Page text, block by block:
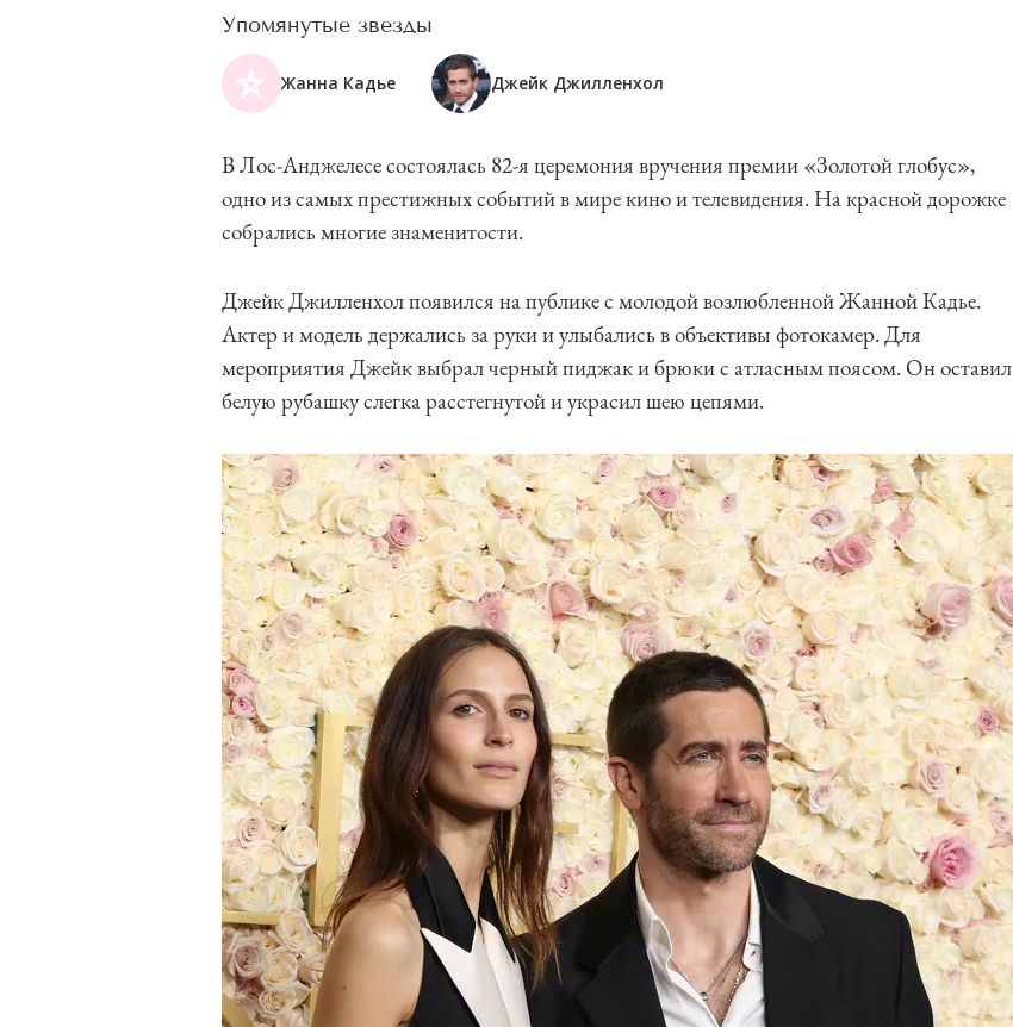
Упомянутые звезды
Жанна Кадье Джейк Джилленхол
В Лос-Анджелесе состоялась 82-я церемония вручения премии «Золотой глобус»,
одно из самых престижных событий в мире кино и телевидения. На красной дорожке
собрались многие знаменитости.
Джейк Джилленхол появился на публике с молодой возлюбленной Жанной Кадье.
Актер и модель держались за руки и улыбались в объективы фотокамер. Для
мероприятия Джейк выбрал черный пиджак и брюки с атласным поясом. Он оставил
белую рубашку слегка расстегнутой и украсил шею цепями.